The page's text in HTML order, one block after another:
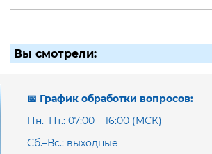
Вы смотрели:
📅 График обработки вопросов:
Пн.–Пт.: 07:00 – 16:00 (МСК)
Сб.–Вс.: выходные